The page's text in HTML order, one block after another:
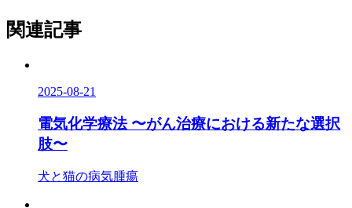
関連記事
2025-08-21
電気化学療法 〜がん治療における新たな選択
肢〜
犬と猫の病気腫瘍